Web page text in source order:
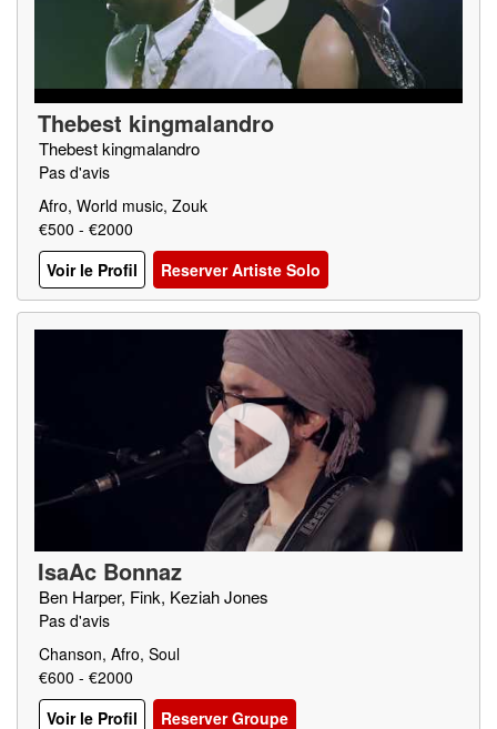
Thebest kingmalandro
Thebest kingmalandro
Pas d'avis
Afro, World music, Zouk
€500 - €2000
Voir le Profil
Reserver Artiste Solo
IsaAc Bonnaz
Ben Harper, Fink, Keziah Jones
Pas d'avis
Chanson, Afro, Soul
€600 - €2000
Voir le Profil
Reserver Groupe